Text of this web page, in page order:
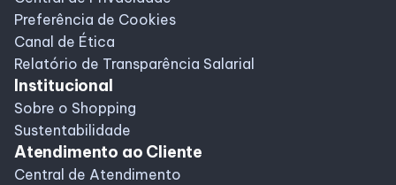
Preferência de Cookies
Canal de Ética
Relatório de Transparência Salarial
Institucional
Sobre o Shopping
Sustentabilidade
Atendimento ao Cliente
Central de Atendimento